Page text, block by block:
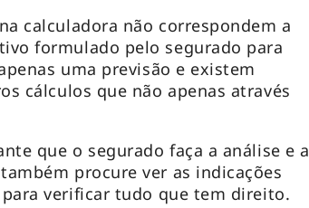
calculadora não correspondem a
formulado pelo segurado para
uma previsão e existem
cálculos que não apenas através
que o segurado faça a análise e a
procure ver as indicações
verificar tudo que tem direito.